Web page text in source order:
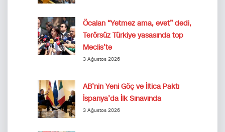
Öcalan “Yetmez ama, evet” dedi,
Terörsüz Türkiye yasasında top
Meclis’te
3 Ağustos 2026
AB’nin Yeni Göç ve İltica Paktı
İspanya’da İlk Sınavında
3 Ağustos 2026